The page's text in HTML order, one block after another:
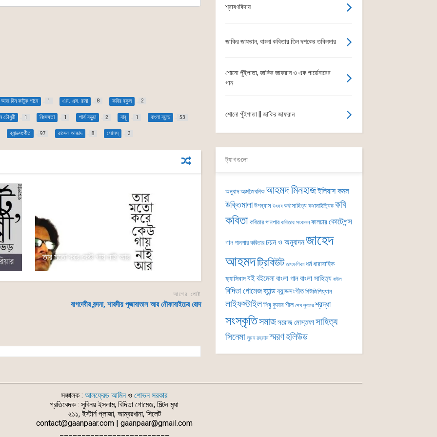
আজ দিন কাটুক গানে 1 এম. এস. রানা 8 কবির বকুল 2
চৌধুরী 1 নিঃসঙ্গতা 1 পার্থ বড়ুয়া 2 বাবু 1 বাংলা ব্যান্ড 53
ব্যান্ডসংগীত 97 রাসেল আজাদ 8 সোলস্ 3
তার মতো করে কেউ গায় নাই আর
আগের পোষ্ট
বাগদেবীর বন্দনা, শারদীয় পূজাবাতাস আর নৌকাবাইচের রোদ
শ্রাবণবিদায়
জাকির জাফরান, বাংলা কবিতার তিন দশকের তবিলদার
শোনো পুঁইপাতা, জাকির জাফরান ও এক গার্ডেনারের
গান
শোনো পুঁইপাতা || জাকির জাফরান
ট্যাগগুলো
অনুবাদ আত্মজৈবনিক আহমদ মিনহাজইলিয়াস কমল
উক্তিমালা উপন্যাস উৎসব কথাসাহিত্য কথাসাহিত্যিক কবি
কবিতা কবিতার গানপার কবিতার সংকলন কালচারকোটেশন্স
গান গানপার কবিতার চয়ন ও অনুবাদনজাহেদ
আহমদট্রিবিউট তাৎক্ষণিকা ধর্ম ধারাবাহিক
ফ্যাসিবাদবইবইমেলাবাংলা গানবাংলা সাহিত্য বাউল
বিদিতা গোমেজব্যান্ডব্যান্ডসংগীত মিউজিশিয়্যান
লাইফস্টাইলশিবু কুমার শীল শেখ লুৎফর শ্রদ্ধা
সংস্কৃতিসমাজসরোজ মোস্তফাসাহিত্য
সিনেমা সুমন রহমান স্মরণহলিউড
সঞ্চালক : আলফ্রেড আমিনও শোভন সরকার
প্রতিবেদক : সুবিনয় ইসলাম, বিদিতা গোমেজ, মিল্টন মৃধা
২১১, ইস্টার্ন প্লাজা, আম্বরখানা, সিলেট
contact@gaanpaar.com | gaanpaar@gmail.com